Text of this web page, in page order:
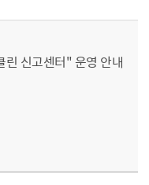
신고센터" 운영 안내